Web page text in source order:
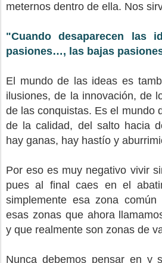
meternos dentro de ella. Nos
"Cuando desaparecen las
pasiones…, las bajas
El mundo de las ideas es
ilusiones, de la innovación, de
de las conquistas. Es el mundo
de la calidad, del salto hacia
hay ganas, hay hastío y
Por eso es muy negativo vivir
pues al final caes en el
simplemente esa zona común
esas zonas que ahora
y que realmente son zonas de
Nunca debemos pensar en y